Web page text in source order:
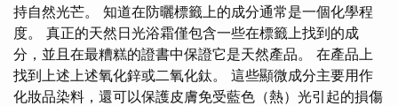
持自然光芒。 知道在防曬標籤上的成分通常是一個化學程
度。 真正的天然日光浴霜僅包含一些在標籤上找到的成
分，並且在最糟糕的證書中保證它是天然產品。 在產品上
找到上述上述氧化鋅或二氧化鈦。 這些顯微成分主要用作
化妝品染料，還可以保護皮膚免受藍色（熱）光引起的損傷